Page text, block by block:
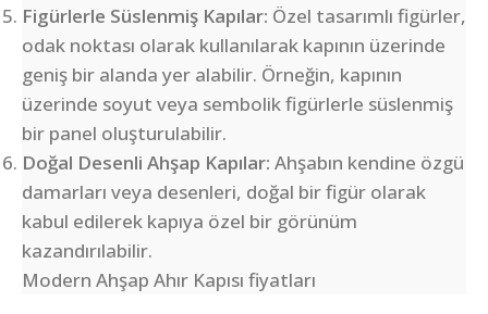
Figürlerle Süslenmiş Kapılar: Özel tasarımlı figürler,
odak noktası olarak kullanılarak kapının üzerinde
geniş bir alanda yer alabilir. Örneğin, kapının
üzerinde soyut veya sembolik figürlerle süslenmiş
bir panel oluşturulabilir.
Doğal Desenli Ahşap Kapılar: Ahşabın kendine özgü
damarları veya desenleri, doğal bir figür olarak
kabul edilerek kapıya özel bir görünüm
kazandırılabilir.
Modern Ahşap Ahır Kapısı fiyatları